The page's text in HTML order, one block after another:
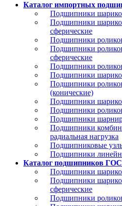
Каталог импортных
Подшипники
Подшипники
сферические
Подшипники
Подшипники
сферические
Подшипники
Подшипники
Подшипники
(конические)
Подшипники
Подшипники
Подшипники
Подшипники
радиальная нагрузка
Подшипниковые
Подшипники
Каталог подшипников
Подшипники
Подшипники
сферические
Подшипники